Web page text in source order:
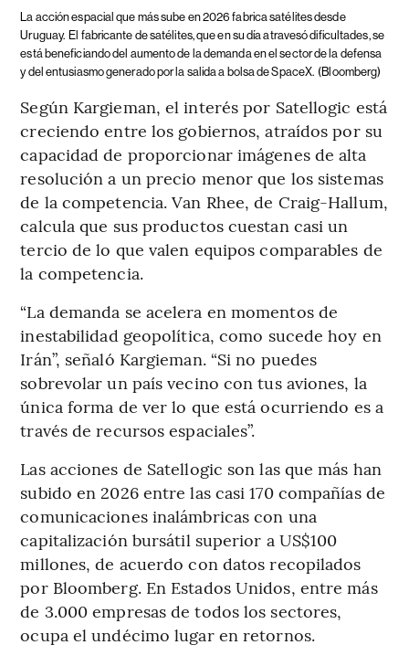
La acción espacial que más sube en 2026 fabrica satélites desde
Uruguay. El fabricante de satélites, que en su día atravesó dificultades, se
está beneficiando del aumento de la demanda en el sector de la defensa
y del entusiasmo generado por la salida a bolsa de SpaceX. (Bloomberg)
Según Kargieman, el interés por Satellogic está
creciendo entre los gobiernos, atraídos por su
capacidad de proporcionar imágenes de alta
resolución a un precio menor que los sistemas
de la competencia. Van Rhee, de Craig-Hallum,
calcula que sus productos cuestan casi un
tercio de lo que valen equipos comparables de
la competencia.
“La demanda se acelera en momentos de
inestabilidad geopolítica, como sucede hoy en
Irán”, señaló Kargieman. “Si no puedes
sobrevolar un país vecino con tus aviones, la
única forma de ver lo que está ocurriendo es a
través de recursos espaciales”.
Las acciones de Satellogic son las que más han
subido en 2026 entre las casi 170 compañías de
comunicaciones inalámbricas con una
capitalización bursátil superior a US$100
millones, de acuerdo con datos recopilados
por Bloomberg. En Estados Unidos, entre más
de 3.000 empresas de todos los sectores,
ocupa el undécimo lugar en retornos.